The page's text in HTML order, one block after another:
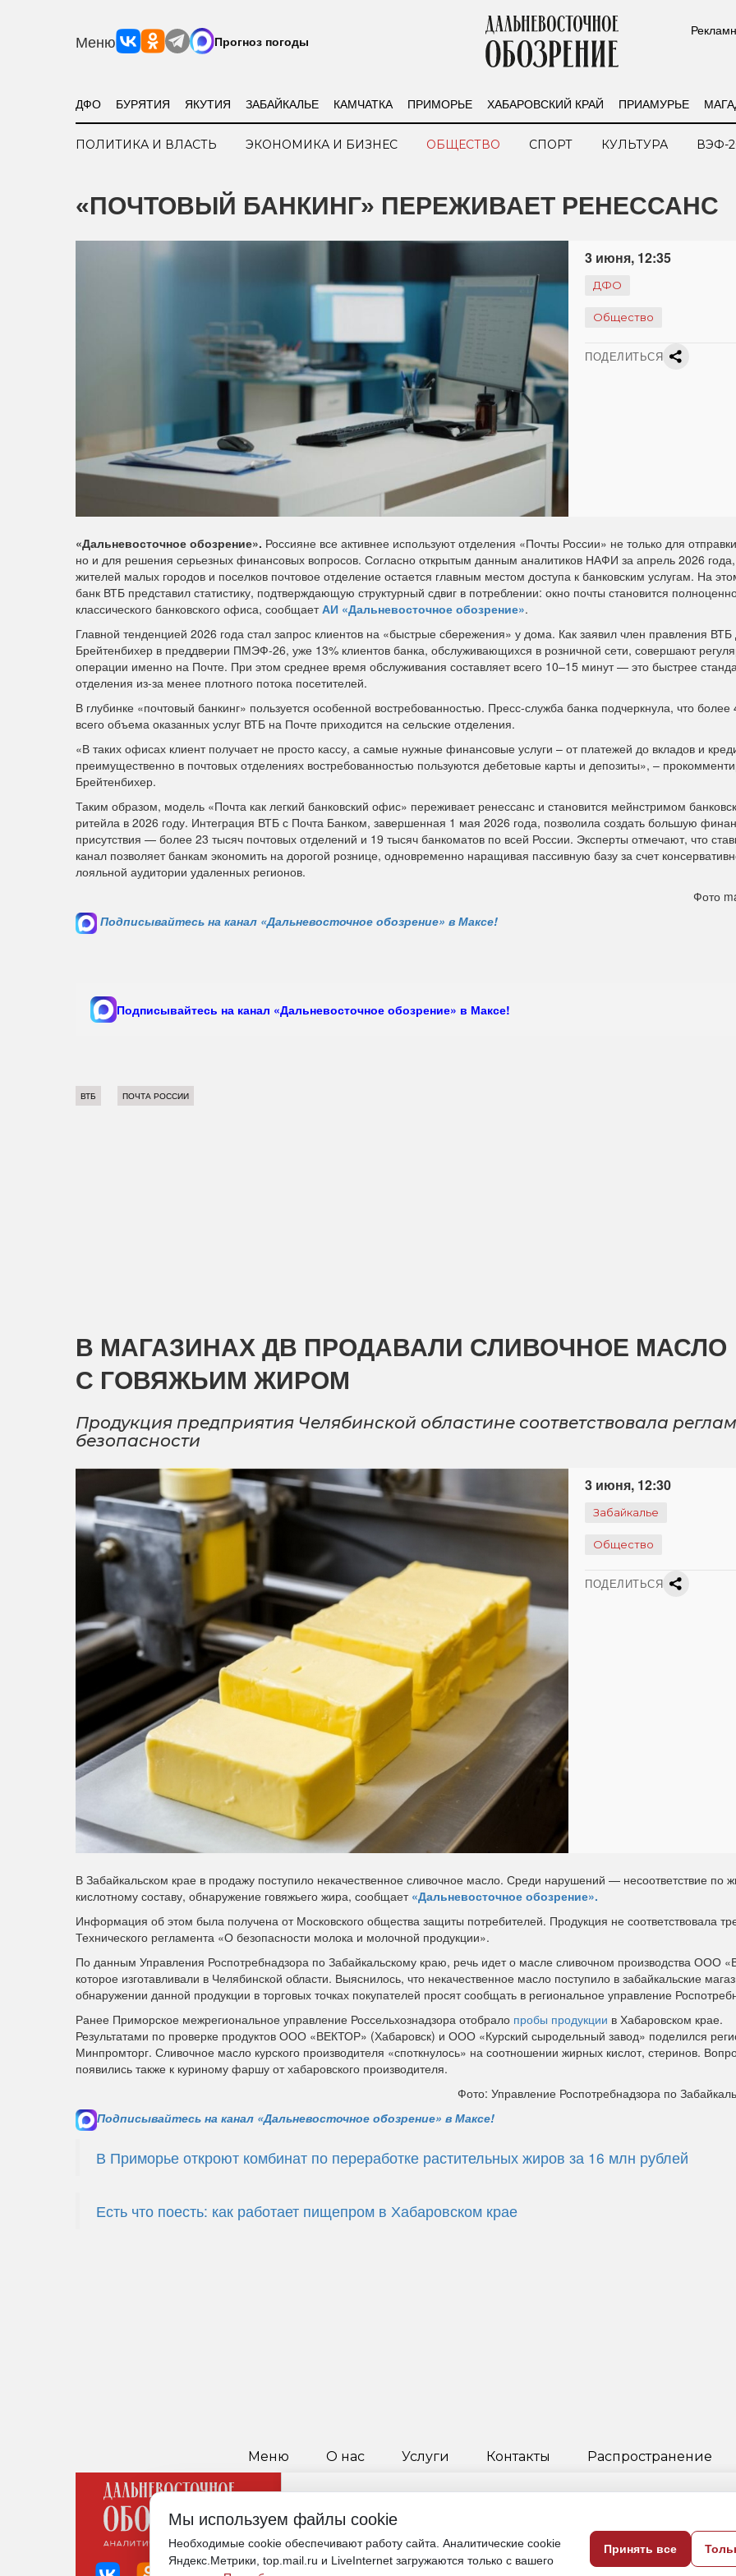
Меню Прогноз погоды
ДФО БУРЯТИЯ ЯКУТИЯ ЗАБАЙКАЛЬЕ КАМЧАТКА ПРИМОРЬЕ ХАБАРОВСКИЙ КРАЙ ПРИАМУРЬЕ
ПОЛИТИКА И ВЛАСТЬ ЭКОНОМИКА И БИЗНЕС ОБЩЕСТВО СПОРТ КУЛЬТУРА ВЭФ-
«ПОЧТОВЫЙ БАНКИНГ» ПЕРЕЖИВАЕТ РЕНЕССАНС
3 июня, 12:35
ДФО
Общество
ПОДЕЛИТЬСЯ
«Дальневосточное обозрение». Россияне все активнее используют отделения «Почты России» не только для
но и для решения серьезных финансовых вопросов. Согласно открытым данным аналитиков НАФИ за апрель 2026
жителей малых городов и поселков почтовое отделение остается главным местом доступа к банковским услугам. На
банк ВТБ представил статистику, подтверждающую структурный сдвиг в потреблении: окно почты становится
классического банковского офиса, сообщаетАИ «Дальневосточное обозрение».
Главной тенденцией 2026 года стал запрос клиентов на «быстрые сбережения» у дома. Как заявил член правления
Брейтенбихер в преддверии ПМЭФ-26, уже 13% клиентов банка, обслуживающихся в розничной сети, совершают
операции именно на Почте. При этом среднее время обслуживания составляет всего 10–15 минут — это быстрее
отделения из-за менее плотного потока посетителей.
В глубинке «почтовый банкинг» пользуется особенной востребованностью. Пресс-служба банка подчеркнула, что более
всего объема оказанных услуг ВТБ на Почте приходится на сельские отделения.
«В таких офисах клиент получает не просто кассу, а самые нужные финансовые услуги – от платежей до вкладов и
преимущественно в почтовых отделениях востребованностью пользуются дебетовые карты и депозиты», –
Брейтенбихер.
Таким образом, модель «Почта как легкий банковский офис» переживает ренессанс и становится мейнстримом
ритейла в 2026 году. Интеграция ВТБ с Почта Банком, завершенная 1 мая 2026 года, позволила создать большую
присутствия — более 23 тысяч почтовых отделений и 19 тысяч банкоматов по всей России. Эксперты отмечают, что
канал позволяет банкам экономить на дорогой рознице, одновременно наращивая пассивную базу за счет
лояльной аудитории удаленных регионов.
Фото
Подписывайтесь на канал «Дальневосточное обозрение» в Максе!
Подписывайтесь на канал «Дальневосточное обозрение» в Максе!
ВТБ ПОЧТА РОССИИ
В МАГАЗИНАХ ДВ ПРОДАВАЛИ СЛИВОЧНОЕ МАСЛО
С ГОВЯЖЬИМ ЖИРОМ
Продукция предприятия Челябинской областине соответствовала
безопасности
3 июня, 12:30
Забайкалье
Общество
ПОДЕЛИТЬСЯ
В Забайкальском крае в продажу поступило некачественное сливочное масло. Среди нарушений — несоответствие по
кислотному составу, обнаружение говяжьего жира, сообщает «Дальневосточное обозрение».
Информация об этом была получена от Московского общества защиты потребителей. Продукция не соответствовала
Технического регламента «О безопасности молока и молочной продукции».
По данным Управления Роспотребнадзора по Забайкальскому краю, речь идет о масле сливочном производства ООО
которое изготавливали в Челябинской области. Выяснилось, что некачественное масло поступило в забайкальские
обнаружении данной продукции в торговых точках покупателей просят сообщать в региональное управление
Ранее Приморское межрегиональное управление Россельхознадзора отобрало пробы продукции в Хабаровском крае.
Результатами по проверке продуктов ООО «ВЕКТОР» (Хабаровск) и ООО «Курский сыродельный завод» поделился
Минпромторг. Сливочное масло курского производителя «споткнулось» на соотношении жирных кислот, стеринов.
появились также к куриному фаршу от хабаровского производителя.
Фото: Управление Роспотребнадзора по
Подписывайтесь на канал «Дальневосточное обозрение» в Максе!
В Приморье откроют комбинат по переработке растительных жиров за 16 млн рублей
Есть что поесть: как работает пищепром в Хабаровском крае
ПРОЕЗД В ОБЩЕСТВЕННОМ ТРАНСПОРТЕ ЯКУТСКА
СТАЛ ДЕШЕВЛЕ НА 13 РУБЛЕЙ
3 июня, 11:30
Якутия
Мы используем файлы cookie
Необходимые cookie обеспечивают работу сайта. Аналитические cookie
Яндекс.Метрики, top.mail.ru и LiveInternet загружаются только с вашего
Принять все